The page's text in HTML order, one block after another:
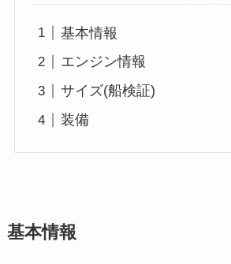
基本情報
エンジン情報
サイズ(船検証)
装備
基本情報